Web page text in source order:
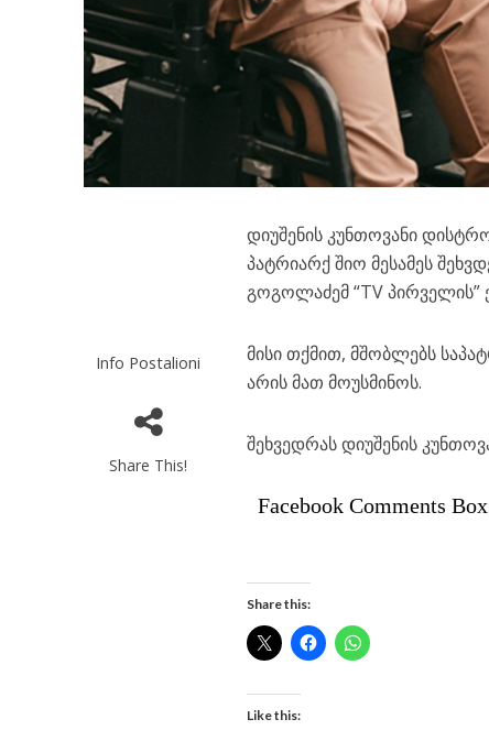
Info Postalioni
Share This!
დიუშენის კუნთოვანი
პატრიარქ შიო მესამეს
გოგოლაძემ “TV პირველის”
მისი თქმით, მშობლებს
არის მათ მოუსმინოს.
​შეხვედრას დიუშენის
Facebook Comments Box
Share this:
Like this: